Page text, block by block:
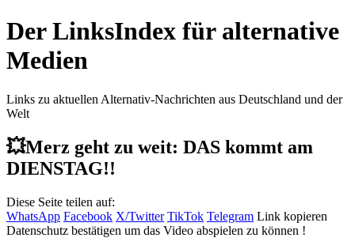
Der LinksIndex für alternative
Medien
Links zu aktuellen Alternativ-Nachrichten aus Deutschland und der
Welt
💥Merz geht zu weit: DAS kommt am
DIENSTAG!!
Diese Seite teilen auf:
WhatsApp Facebook X/Twitter TikTok Telegram Link kopieren
Datenschutz bestätigen um das Video abspielen zu können !